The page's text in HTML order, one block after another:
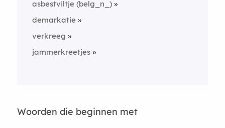
asbestviltje (belg_n_)
demarkatie
verkreeg
jammerkreetjes
Woorden die beginnen met